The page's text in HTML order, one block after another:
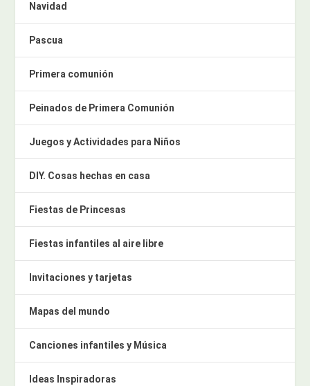
Navidad
Pascua
Primera comunión
Peinados de Primera Comunión
Juegos y Actividades para Niños
DIY. Cosas hechas en casa
Fiestas de Princesas
Fiestas infantiles al aire libre
Invitaciones y tarjetas
Mapas del mundo
Canciones infantiles y Música
Ideas Inspiradoras